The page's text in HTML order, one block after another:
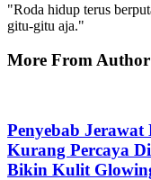
"Roda hidup terus
gitu-gitu aja."
More From Author
Penyebab
Kurang Percaya
Bikin Kulit